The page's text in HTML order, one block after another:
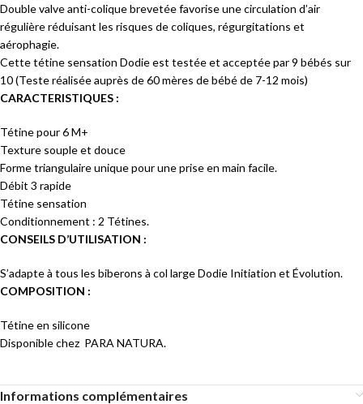
Double valve anti-colique brevetée favorise une circulation d’air
régulière réduisant les risques de coliques, régurgitations et
aérophagie.
Cette tétine sensation Dodie est testée et acceptée par 9 bébés sur
10 (Teste réalisée auprès de 60 mères de bébé de 7-12 mois)
CARACTERISTIQUES :
Tétine pour 6 M+
Texture souple et douce
Forme triangulaire unique pour une prise en main facile.
Débit 3 rapide
Tétine sensation
Conditionnement : 2 Tétines.
CONSEILS D’UTILISATION :
S’adapte à tous les biberons à col large Dodie Initiation et Évolution.
COMPOSITION :
Tétine en silicone
Disponible chez PARA NATURA.
Informations complémentaires